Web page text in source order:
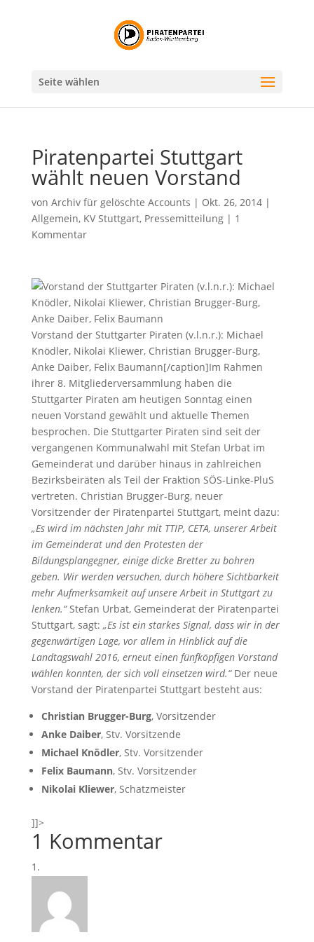
Seite wählen
Piratenpartei Stuttgart
wählt neuen Vorstand
von Archiv für gelöschte Accounts | Okt. 26, 2014|
Allgemein, KV Stuttgart, Pressemitteilung| 1
Kommentar
Vorstand der Stuttgarter Piraten (v.l.n.r.): Michael
Knödler, Nikolai Kliewer, Christian Brugger-Burg,
Anke Daiber, Felix Baumann[/caption]Im Rahmen
ihrer 8. Mitgliederversammlung haben die
Stuttgarter Piraten am heutigen Sonntag einen
neuen Vorstand gewählt und aktuelle Themen
besprochen. Die Stuttgarter Piraten sind seit der
vergangenen Kommunalwahl mit Stefan Urbat im
Gemeinderat und darüber hinaus in zahlreichen
Bezirksbeiräten als Teil der Fraktion SÖS-Linke-PluS
vertreten. Christian Brugger-Burg, neuer
Vorsitzender der Piratenpartei Stuttgart, meint dazu:
„Es wird im nächsten Jahr mit TTIP, CETA, unserer Arbeit
im Gemeinderat und den Protesten der
Bildungsplangegner, einige dicke Bretter zu bohren
geben. Wir werden versuchen, durch höhere Sichtbarkeit
mehr Aufmerksamkeit auf unsere Arbeit in Stuttgart zu
lenken.“Stefan Urbat, Gemeinderat der Piratenpartei
Stuttgart, sagt: „Es ist ein starkes Signal, dass wir in der
gegenwärtigen Lage, vor allem in Hinblick auf die
Landtagswahl 2016, erneut einen fünfköpfigen Vorstand
wählen konnten, der sich voll einsetzen wird.“Der neue
Vorstand der Piratenpartei Stuttgart besteht aus:
Christian Brugger-Burg, Vorsitzender
Anke Daiber, Stv. Vorsitzende
Michael Knödler, Stv. Vorsitzender
Felix Baumann, Stv. Vorsitzender
Nikolai Kliewer, Schatzmeister
]]>
1 Kommentar